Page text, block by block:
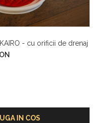
- cu orificii de drenaj
IN COS